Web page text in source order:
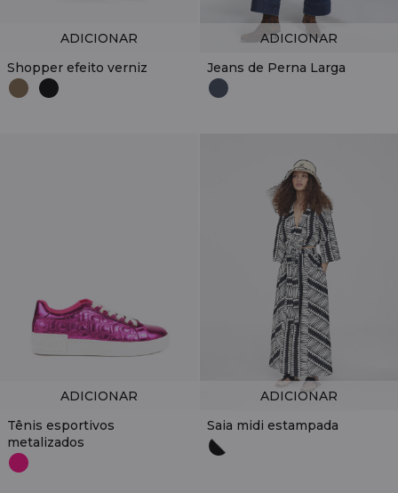
Shopper efeito verniz
ADICIONAR
Jeans de Perna Larga
ADICIONAR
Tênis esportivos
metalizados
ADICIONAR
Saia midi estampada
ADICIONAR